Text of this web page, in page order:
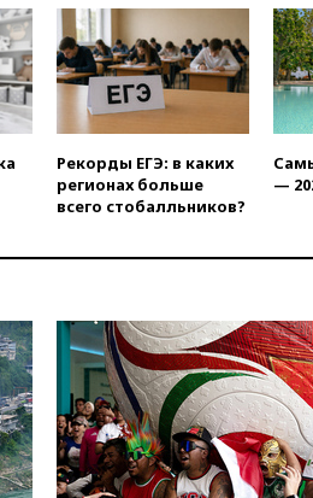
17:17
склады
Экс-
Books
условно
16:46
16:35На
16:16The
США
15:45
5 введен в
15:35Два
Рекорды ЕГЭ: в каких
регионах больше
всего стобалльников?
—